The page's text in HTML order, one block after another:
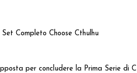
Completo Choose Cthulhu
per concludere la Prima Serie di